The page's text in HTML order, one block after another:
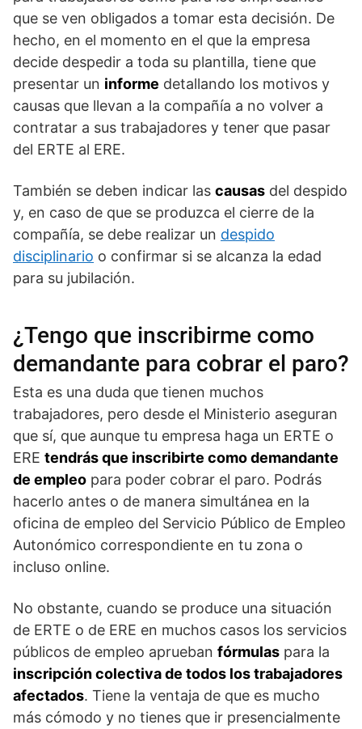
que se ven obligados a tomar esta decisión. De
hecho, en el momento en el que la empresa
decide despedir a toda su plantilla, tiene que
presentar un informe detallando los motivos y
causas que llevan a la compañía a no volver a
contratar a sus trabajadores y tener que pasar
del ERTE al ERE.
También se deben indicar las causas del despido
y, en caso de que se produzca el cierre de la
compañía, se debe realizar un despido
disciplinario o confirmar si se alcanza la edad
para su jubilación.
¿Tengo que inscribirme como
demandante para cobrar el paro?
Esta es una duda que tienen muchos
trabajadores, pero desde el Ministerio aseguran
que sí, que aunque tu empresa haga un ERTE o
ERE tendrás que inscribirte como demandante
de empleo para poder cobrar el paro. Podrás
hacerlo antes o de manera simultánea en la
oficina de empleo del Servicio Público de Empleo
Autonómico correspondiente en tu zona o
incluso online.
No obstante, cuando se produce una situación
de ERTE o de ERE en muchos casos los servicios
públicos de empleo aprueban fórmulas para la
inscripción colectiva de todos los trabajadores
afectados. Tiene la ventaja de que es mucho
más cómodo y no tienes que ir presencialmente